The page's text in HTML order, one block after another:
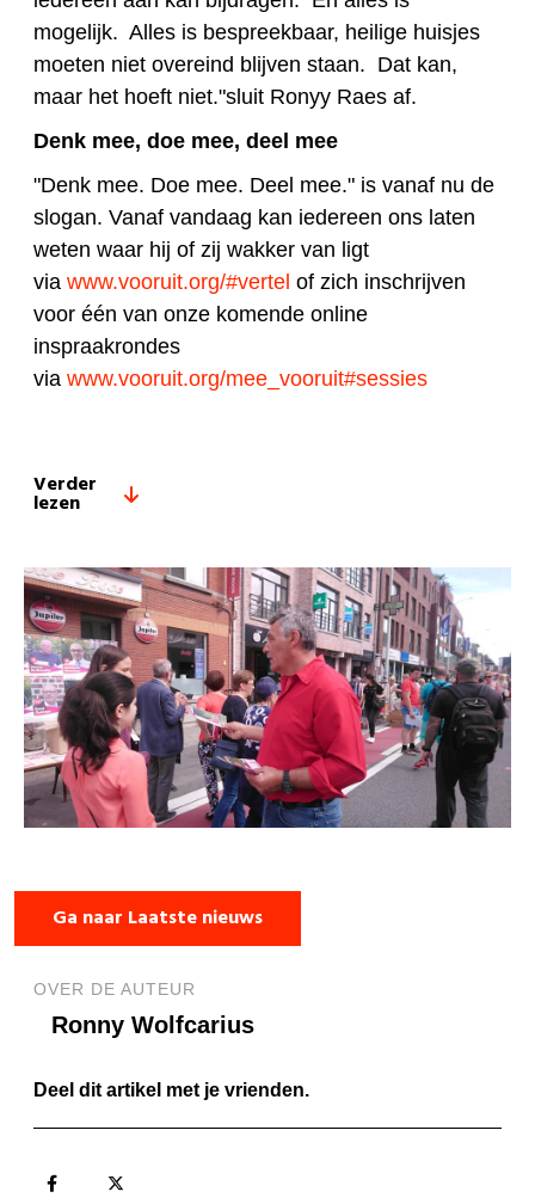
mogelijk. Alles is bespreekbaar, heilige huisjes
moeten niet overeind blijven staan. Dat kan,
maar het hoeft niet."sluit Ronyy Raes af.
Denk mee, doe mee, deel mee
"Denk mee. Doe mee. Deel mee." is vanaf nu de
slogan. Vanaf vandaag kan iedereen ons laten
weten waar hij of zij wakker van ligt
via www.vooruit.org/#vertel of zich inschrijven
voor één van onze komende online
inspraakrondes
via www.vooruit.org/mee_vooruit#sessies
Verder
lezen
Ga naar Laatste nieuws
OVER DE AUTEUR
Ronny Wolfcarius
Deel dit artikel met je vrienden.